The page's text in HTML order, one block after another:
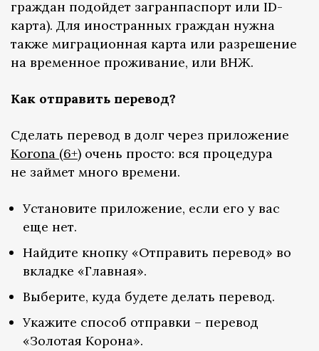
граждан подойдет загранпаспорт или ID-
карта). Для иностранных граждан нужна
также миграционная карта или разрешение
на временное проживание, или ВНЖ.
Как отправить перевод?
Сделать перевод в долг через приложение
Korona (6+) очень просто: вся процедура
не займет много времени.
Установите приложение, если его у вас
еще нет.
Найдите кнопку «Отправить перевод» во
вкладке «Главная».
Выберите, куда будете делать перевод.
Укажите способ отправки – перевод
«Золотая Корона».